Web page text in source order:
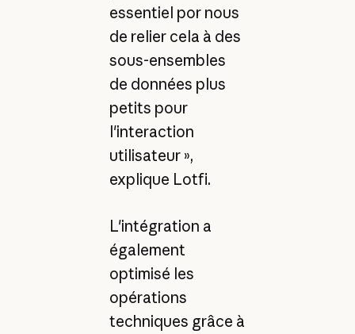
essentiel por nous
de relier cela à des
sous-ensembles
de données plus
petits pour
l'interaction
utilisateur »,
explique Lotfi.
L'intégration a
également
optimisé les
opérations
techniques grâce à